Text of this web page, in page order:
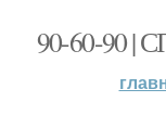
90-60-90